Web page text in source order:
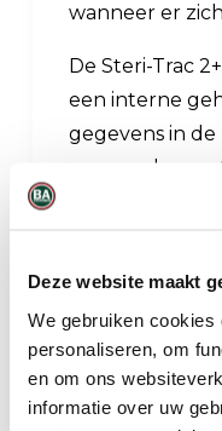
Deze website maakt
We gebruiken
personaliseren, om
en om ons
informatie over uw
wanneer er
De Steri-Trac
een interne
gegevens in
verzamelen en
een
data
maximaal 32